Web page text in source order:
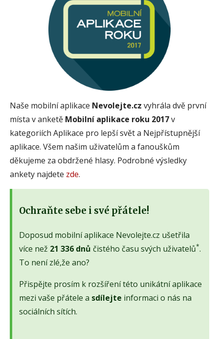
Naše mobilní aplikace Nevolejte.cz vyhrála dvě první
místa v anketě Mobilní aplikace roku 2017v
kategoriích Aplikace pro lepší svět a Nejpřístupnější
aplikace. Všem našim uživatelům a fanouškům
děkujeme za obdržené hlasy. Podrobné výsledky
ankety najdete zde.
Ochraňte sebe i své přátele!
Doposud mobilní aplikace Nevolejte.cz ušetřila
více než 21 336 dnů čistého času svých uživatelů*.
To není zlé,že ano?
Přispějte prosím k rozšíření této unikátní aplikace
mezi vaše přátele a sdílejte informaci o nás na
sociálních sítích.